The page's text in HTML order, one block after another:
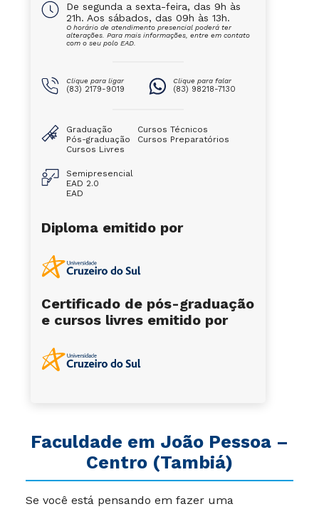
Faculdade em João Pessoa –
Centro (Tambiá)
Se você está pensando em fazer uma
De segunda a sexta-feira, das 9h às
21h. Aos sábados, das 09h às 13h.
O horário de atendimento presencial poderá ter
alterações. Para mais informações, entre em contato
com o seu polo EAD.
Clique para ligar
(83) 2179-9019
Clique para falar
(83) 98218-7130
Graduação
Pós-graduação
Cursos Livres
Cursos Técnicos
Cursos Preparatórios
Semipresencial
EAD 2.0
EAD
Diploma emitido por
Certificado de pós-graduação
e cursos livres emitido por